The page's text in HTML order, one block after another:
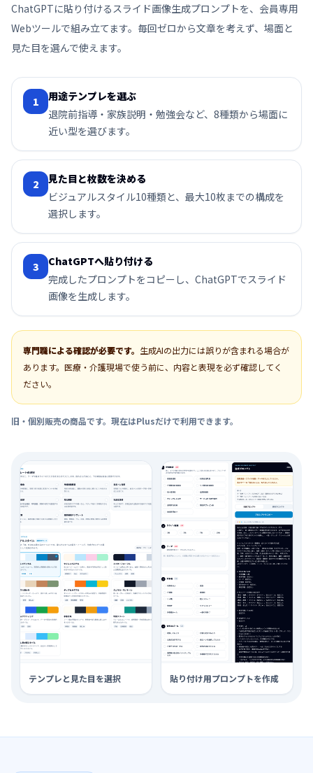
ChatGPTに貼り付けるスライド画像生成プロンプトを、会員専用
Webツールで組み立てます。毎回ゼロから文章を考えず、場面と
見た目を選んで使えます。
1
用途テンプレを選ぶ
退院前指導・家族説明・勉強会など、8種類から場面に
近い型を選びます。
2
見た目と枚数を決める
ビジュアルスタイル10種類と、最大10枚までの構成を
選択します。
3
ChatGPTへ貼り付ける
完成したプロンプトをコピーし、ChatGPTでスライド
画像を生成します。
専門職による確認が必要です。 生成AIの出力には誤りが含まれる場合が
あります。医療・介護現場で使う前に、内容と表現を必ず確認してく
ださい。
旧・個別販売の商品です。現在はPlusだけで利用できます。
テンプレと見た目を選択 貼り付け用プロンプトを作成